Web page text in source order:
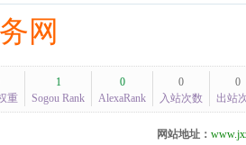
网
重
1
Sogou Rank
0
AlexaRank
0
入站次数
0
出站
网站地址：